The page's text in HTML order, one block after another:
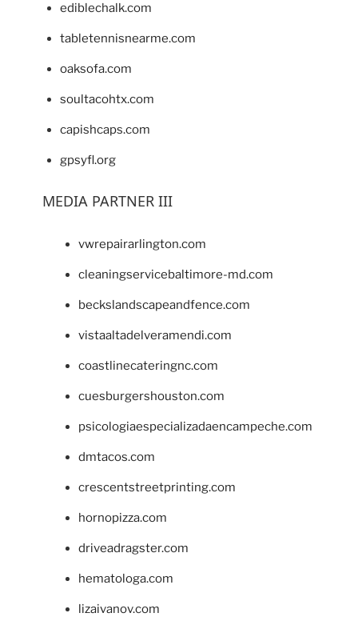
ediblechalk.com
tabletennisnearme.com
oaksofa.com
soultacohtx.com
capishcaps.com
gpsyfl.org
MEDIA PARTNER III
vwrepairarlington.com
cleaningservicebaltimore-md.com
beckslandscapeandfence.com
vistaaltadelveramendi.com
coastlinecateringnc.com
cuesburgershouston.com
psicologiaespecializadaencampeche.com
dmtacos.com
crescentstreetprinting.com
hornopizza.com
driveadragster.com
hematologa.com
lizaivanov.com